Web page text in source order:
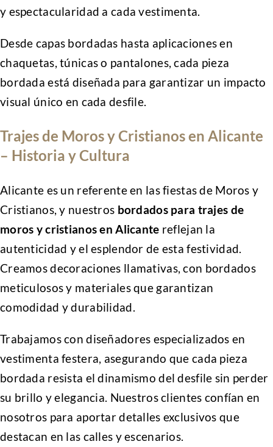
y espectacularidad a cada vestimenta.
Desde capas bordadas hasta aplicaciones en
chaquetas, túnicas o pantalones, cada pieza
bordada está diseñada para garantizar un impacto
visual único en cada desfile.
Trajes de Moros y Cristianos en Alicante
– Historia y Cultura
Alicante es un referente en las fiestas de Moros y
Cristianos, y nuestros bordados para trajes de
moros y cristianos en Alicante reflejan la
autenticidad y el esplendor de esta festividad.
Creamos decoraciones llamativas, con bordados
meticulosos y materiales que garantizan
comodidad y durabilidad.
Trabajamos con diseñadores especializados en
vestimenta festera, asegurando que cada pieza
bordada resista el dinamismo del desfile sin perder
su brillo y elegancia. Nuestros clientes confían en
nosotros para aportar detalles exclusivos que
destacan en las calles y escenarios.